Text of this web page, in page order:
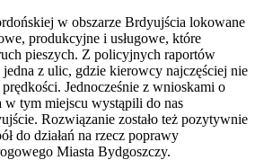
w obszarze Brdyujścia lokowane
produkcyjne i usługowe, które
pieszych. Z policyjnych raportów
z ulic, gdzie kierowcy najczęściej nie
Jednocześnie z wnioskami o
w tym miejscu wystąpili do nas
Rozwiązanie zostało też pozytywnie
do działań na rzecz poprawy
Miasta Bydgoszczy.